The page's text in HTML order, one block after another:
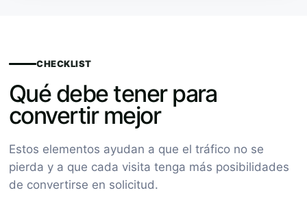
CHECKLIST
Qué debe tener para
convertir mejor
Estos elementos ayudan a que el tráfico no se
pierda y a que cada visita tenga más posibilidades
de convertirse en solicitud.